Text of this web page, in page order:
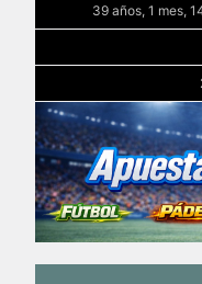
39 años, 1 mes,